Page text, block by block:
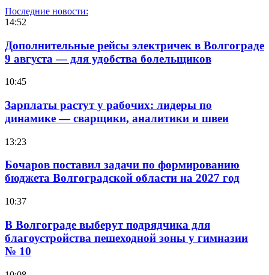
Последние новости:
14:52
Дополнительные рейсы электричек в Волгограде
9 августа — для удобства болельщиков
10:45
Зарплаты растут у рабочих: лидеры по
динамике — сварщики, аналитики и швеи
13:23
Бочаров поставил задачи по формированию
бюджета Волгоградской области на 2027 год
10:37
В Волгограде выберут подрядчика для
благоустройства пешеходной зоны у гимназии
№ 10